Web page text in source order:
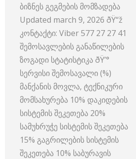
ბიზნეს გეგმების მომზადება
Updated march 9, 2026 ðŸ“ž
კონტაქტი: Viber 577 27 27 41
შემოსავლების განაწილების
ზოგადი სტატისტიკა ðŸ’°
სერვისი შემოსავალი (%)
მანქანის მოვლა, ტექნიკური
მომსახურება 10% დაკიდების
სისტემის შეკეთება 20%
სამუხრუჭე სისტემის შეკეთება
15% გაგრილების სისტემის
შეკეთება 10% საბურავის